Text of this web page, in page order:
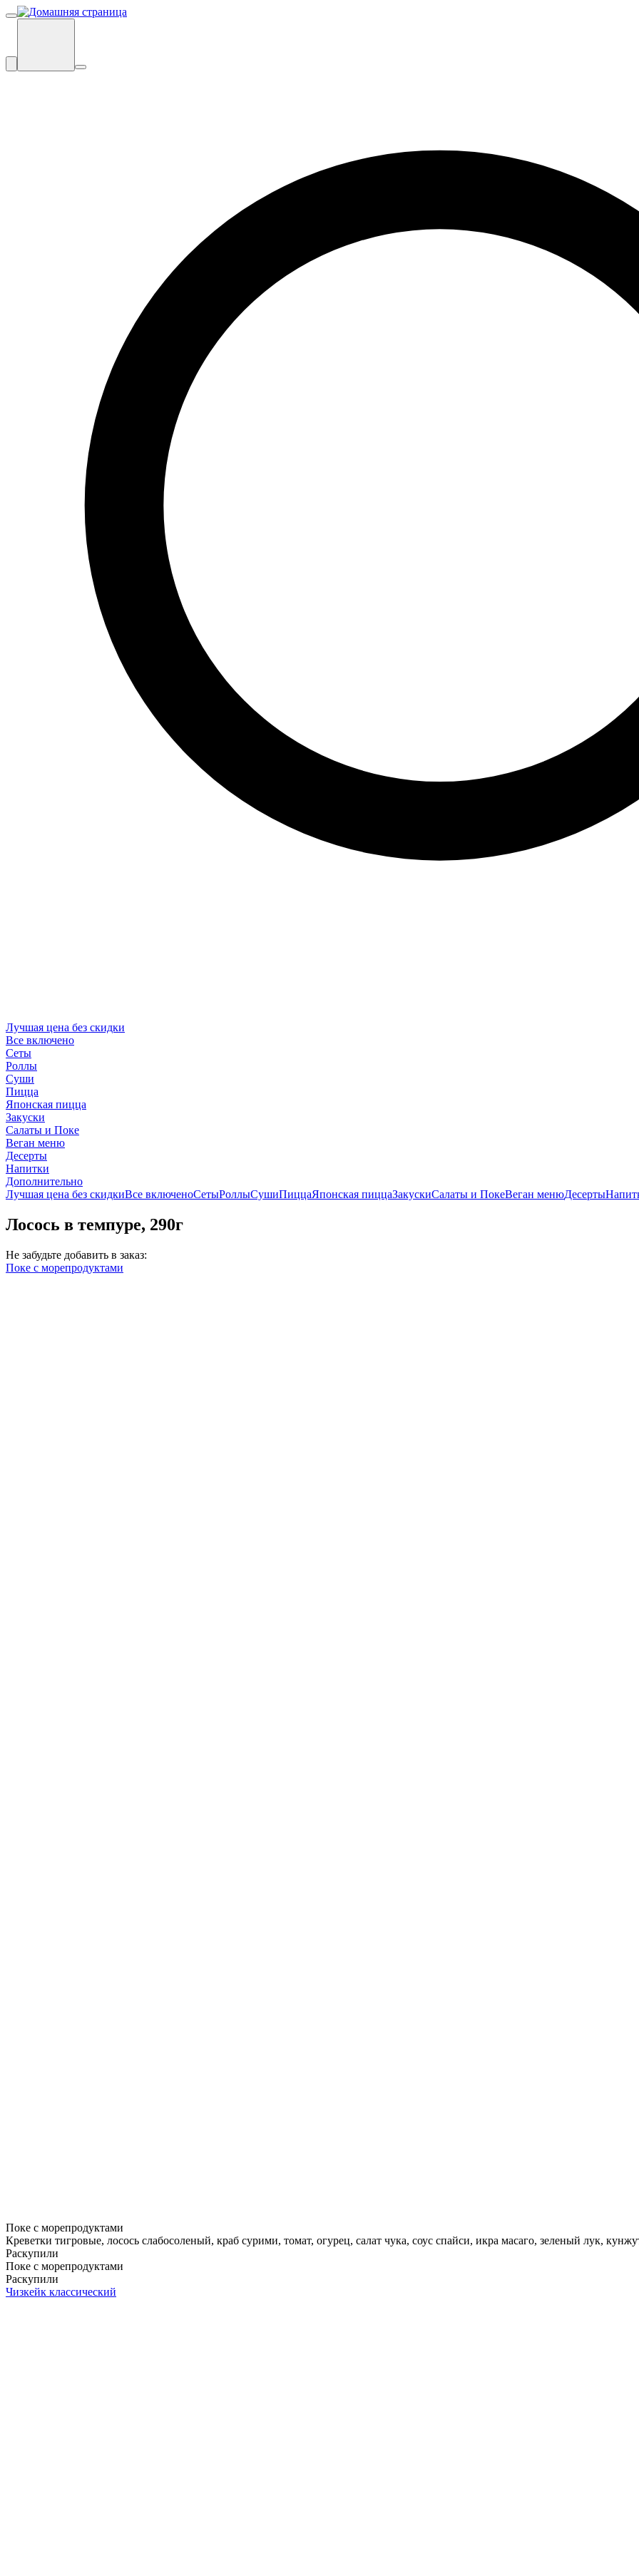
Лучшая цена без скидки
Все включено
Сеты
Роллы
Суши
Пицца
Японская пицца
Закуски
Салаты и Поке
Веган меню
Десерты
Напитки
Дополнительно
Лучшая цена без скидкиВсе включеноСетыРоллыСушиПиццаЯпонская пиццаЗакускиСалаты и ПокеВеган менюДесерты
Лосось в темпуре, 290г
Не забудьте добавить в заказ:
Поке с морепродуктами
Поке с морепродуктами
Креветки тигровые, лосось слабосоленый, краб сурими, томат, огурец, салат чука, соус спайси, икра масаго, зеленый лук,
Раскупили
Поке с морепродуктами
Раскупили
Чизкейк классический